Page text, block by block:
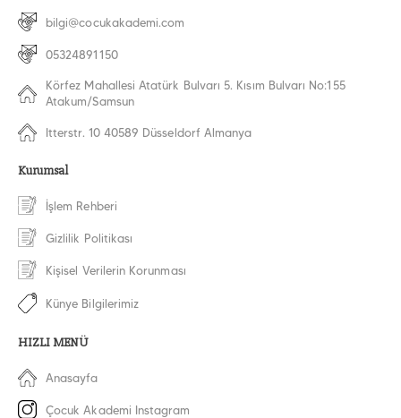
bilgi@cocukakademi.com
05324891150
Körfez Mahallesi Atatürk Bulvarı 5. Kısım Bulvarı No:155
Atakum/Samsun
Itterstr. 10 40589 Düsseldorf Almanya
Kurumsal
İşlem Rehberi
Gizlilik Politikası
Kişisel Verilerin Korunması
Künye Bilgilerimiz
HIZLI MENÜ
Anasayfa
Çocuk Akademi Instagram